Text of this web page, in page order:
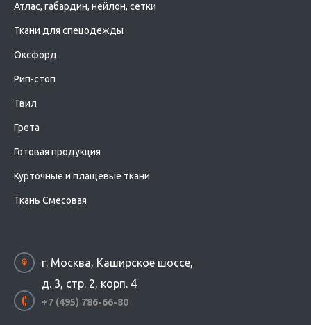
Атлас, габардин, нейлон, сетки
Ткани для спецодежды
Оксфорд
Рип-стоп
Твил
Грета
Готовая продукция
Курточные и плащевые ткани
Ткань Смесовая
г. Москва, Каширское шоссе,
д. 3, стр. 2, корп. 4
+7 (495) 786-66-80